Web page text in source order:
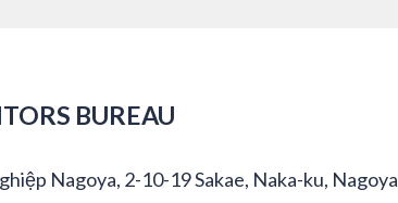
BUREAU
Nagoya, 2-10-19 Sakae, Naka-ku, Nagoya